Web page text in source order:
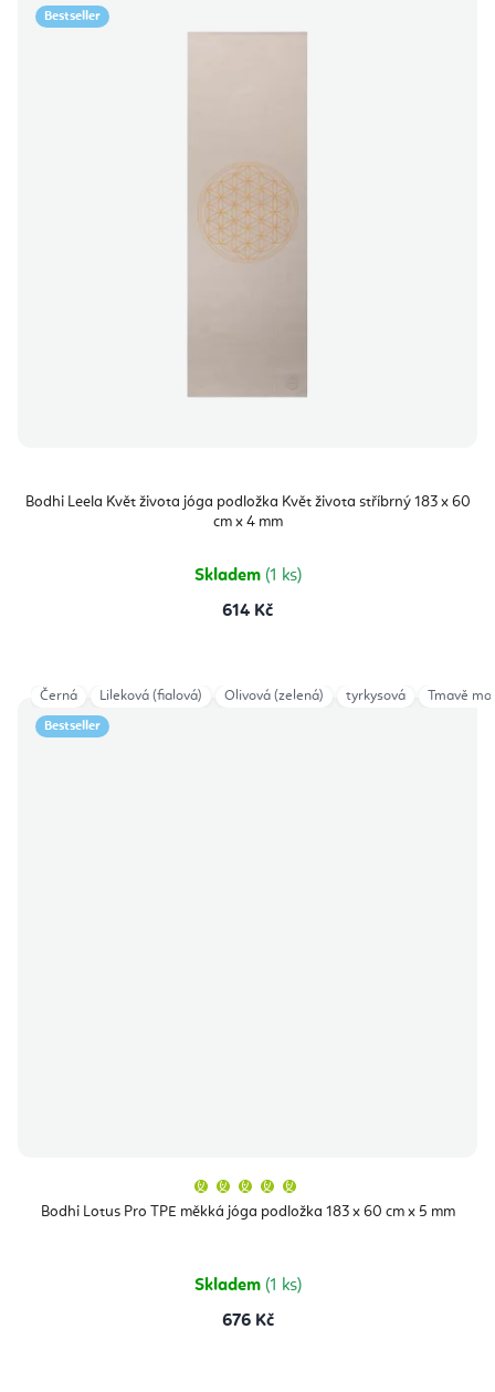
Bestseller
Bodhi Leela Květ života jóga podložka Květ života stříbrný 183 x 60
cm x 4 mm
Skladem (1 ks)
614 Kč
Bestseller
Bodhi Lotus Pro TPE měkká jóga podložka 183 x 60 cm x 5 mm
produktu
je
Skladem (1 ks)
676 Kč
Černá Lileková (fialová) Olivová (zelená) tyrkysová Tmavě